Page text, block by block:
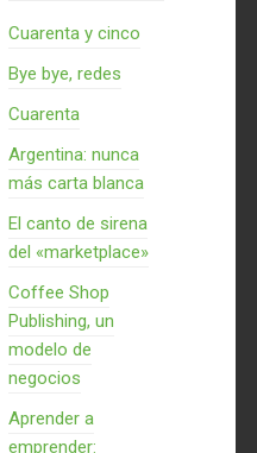
Cuarenta y cinco
Bye bye, redes
Cuarenta
Argentina: nunca
más carta blanca
El canto de sirena
del «marketplace»
Coffee Shop
Publishing, un
modelo de
negocios
Aprender a
emprender: